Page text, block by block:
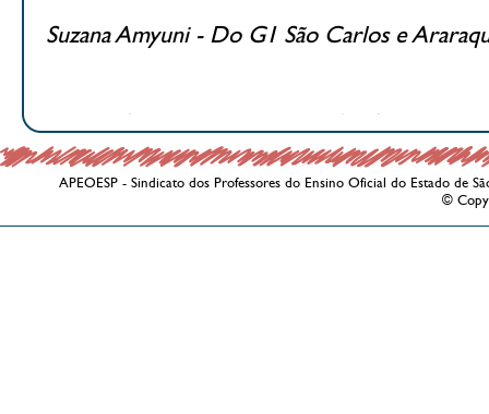
Suzana Amyuni - Do G1 São Carlos e
APEOESP - Sindicato dos Professores do Ensino Oficial do Estado de
©